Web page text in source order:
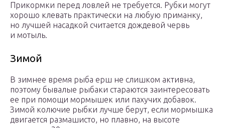
Прикормки перед ловлей не требуется. Рубки могут
хорошо клевать практически на любую приманку,
но лучшей насадкой считается дождевой червь
и мотыль.
Зимой
В зимнее время рыба ерш не слишком активна,
поэтому бывалые рыбаки стараются заинтересовать
ее при помощи мормышек или пахучих добавок.
Зимой колючие рыбки лучше берут, если мормышка
двигается размашисто, но плавно, на высоте